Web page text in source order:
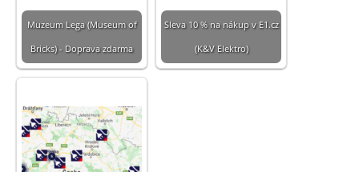
Muzeum Lega (Museum of
Bricks) - Doprava zdarma
Sleva 10 % na nákup v E1.cz
(K&V Elektro)